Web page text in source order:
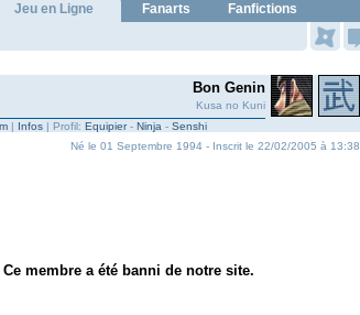
Jeu en Ligne Fanarts
Fanfictions
Bon Genin
Kusa no Kuni
| Infos | Profil: Equipier- Ninja - Senshi
Né le 01 Septembre 1994 - Inscrit le 22/02/2005 à 13:38
Ce membre a été banni de notre site.